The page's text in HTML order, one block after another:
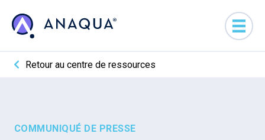
Retour au centre de ressources
COMMUNIQUÉ DE PRESSE